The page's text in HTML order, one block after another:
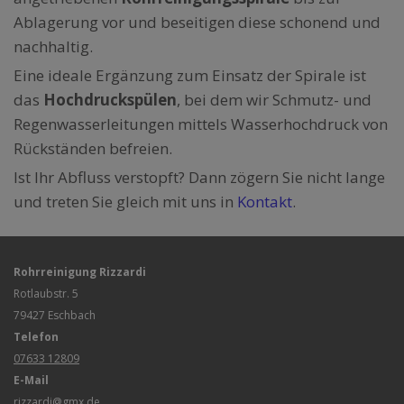
Ablagerung vor und beseitigen diese schonend und
nachhaltig.
Eine ideale Ergänzung zum Einsatz der Spirale ist
das Hochdruckspülen, bei dem wir Schmutz- und
Regenwasserleitungen mittels Wasserhochdruck von
Rückständen befreien.
Ist Ihr Abfluss verstopft? Dann zögern Sie nicht lange
und treten Sie gleich mit uns in Kontakt.
Rohrreinigung Rizzardi
Rotlaubstr. 5
79427 Eschbach
Telefon
07633 12809
E-Mail